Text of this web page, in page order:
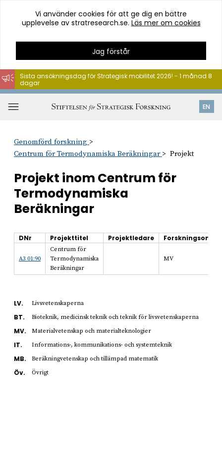
Hoppa
till
innehåll
Vi använder cookies för att ge dig en bättre
upplevelse av stratresearch.se. Läs mer om cookies
Jag förstår
EN
Sista ansökningsdag för Strategisk mobilitet 2026! - 1 månad 8
dagar
Genomförd forskning
Centrum för Termodynamiska Beräkningar
Projekt
Projekt inom Centrum för
Termodynamiska
Beräkningar
DNr Projekttitel Projektledare
A3 01:90
Centrum för
Termodynamiska
Beräkningar
MV
LV. Livsvetenskaperna
BT. Bioteknik, medicinsk teknik och teknik för livsvetenskaperna
MV. Materialvetenskap och materialteknologier
IT. Informations-, kommunikations- och systemteknik
MB. Beräkningvetenskap och tillämpad matematik
Öv. Övrigt